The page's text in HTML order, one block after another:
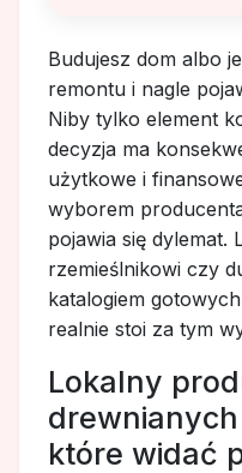
Budujesz dom albo
remontu i nagle
Niby tylko element
decyzja ma
użytkowe i
wyborem
pojawia się dylemat.
rzemieślnikowi czy
katalogiem
realnie stoi za tym
Lokalny
drewnianych
które widać